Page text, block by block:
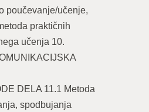
poučevanje/učenje,
praktičnih
učenja 10.
DELA 11.1 Metoda
spodbujanja